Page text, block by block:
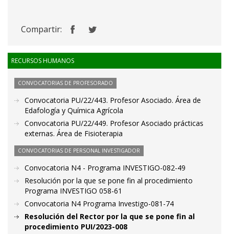
Compartir:
RECURSOS HUMANOS
CONVOCATORIAS DE PROFESORADO
Convocatoria PU/22/443. Profesor Asociado. Área de
Edafología y Química Agrícola
Convocatoria PU/22/449. Profesor Asociado prácticas
externas. Área de Fisioterapia
CONVOCATORIAS DE PERSONAL INVESTIGADOR
Convocatoria N4 - Programa INVESTIGO-082-49
Resolución por la que se pone fin al procedimiento
Programa INVESTIGO 058-61
Convocatoria N4 Programa Investigo-081-74
Resolución del Rector por la que se pone fin al
procedimiento PUI/2023-008